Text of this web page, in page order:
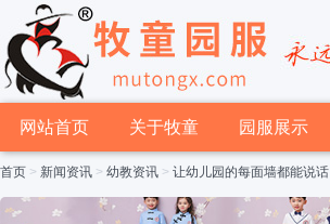
网站首页 关于牧童 园服展示
首页 > 新闻资讯 > 幼教资讯 > 让幼儿园的每面墙都能说话